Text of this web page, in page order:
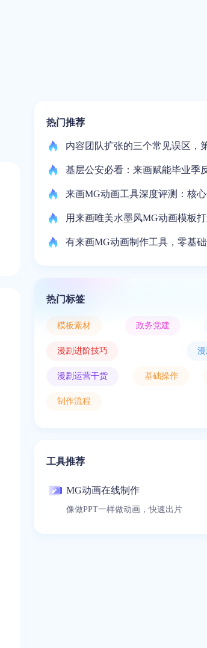
热门推荐
内容团队扩张的三个常见误区，
基层公安必看：来画赋能毕业季
来画MG动画工具深度评测：核
用来画唯美水墨风MG动画模板
有来画MG动画制作工具，零基
热门标签
模板素材 政务党建
漫剧进阶技巧
漫剧运营干货 基础操作
制作流程
工具推荐
MG动画在线制作
像做PPT一样做动画，快速出片